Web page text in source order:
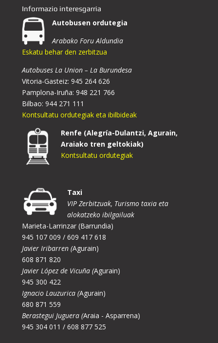
Informazio interesgarria
Autobusen ordutegia
Arabako Foru Aldundia
Eskatu behar den zerbitzua
Autobuses La Union – La Burundesa
Vitoria-Gasteiz: 945 264 626
Pamplona-Iruña: 948 221 766
Bilbao: 944 271 111
Kontsultatu ordutegiak eta ibilbideak
Renfe (Alegría-Dulantzi, Agurain,
Araiako tren geltokiak)
Kontsultatu ordutegiak
Taxi
VIP Zerbitzuak, Turismo taxia eta
alokatzeko ibilgailuak
Marieta-Larrinzar (Barrundia)
945 107 009 / 609 417 618
Javier Iribarren (Agurain)
608 871 820
Javier López de Vicuña (Agurain)
945 300 422
Ignacio Lauzurica (Agurain)
680 871 559
Berastegui Juguera (Araia - Asparrena)
945 304 011 / 608 877 525